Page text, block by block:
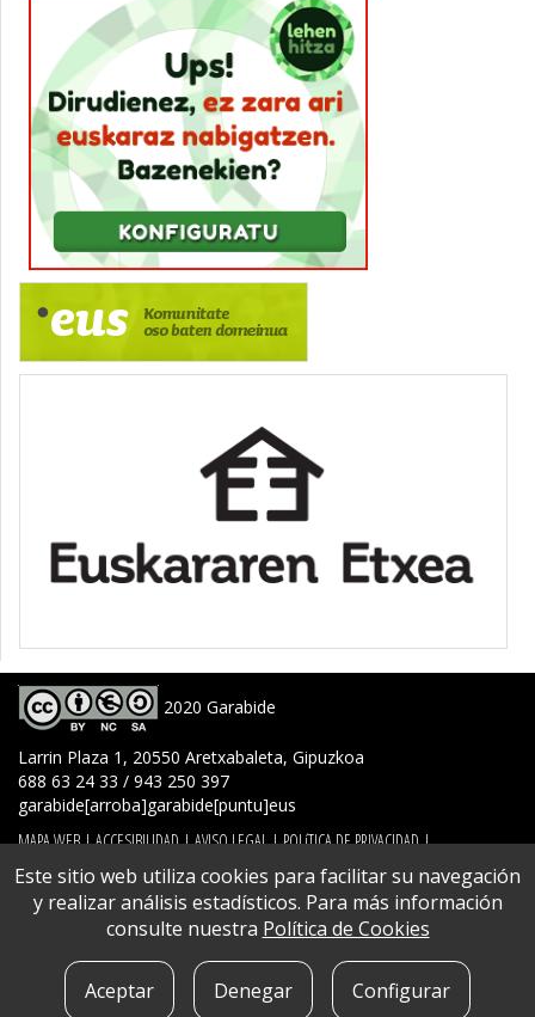
2020 Garabide
Larrin Plaza 1, 20550 Aretxabaleta, Gipuzkoa
688 63 24 33 / 943 250 397
garabide[arroba]garabide[puntu]eus
MAPA WEB | ACCESIBILIDAD | AVISO LEGAL | POLíTICA DE PRIVACIDAD |
POLíTICA DE COOKIES
CONTACTO
Este sitio web utiliza cookies para facilitar su navegación
y realizar análisis estadísticos. Para más información
consulte nuestra Política de Cookies
Aceptar Denegar Configurar